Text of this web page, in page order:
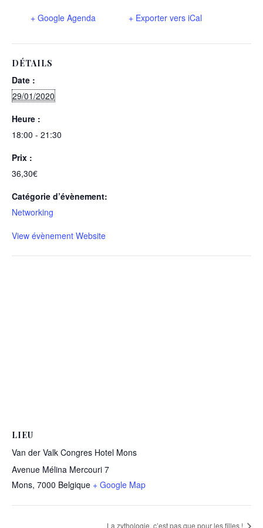
+ Google Agenda + Exporter vers iCal
DÉTAILS
Date :
29/01/2020
Heure :
18:00 - 21:30
Prix :
36,30€
Catégorie d’évènement:
Networking
View évènement Website
LIEU
Van der Valk Congres Hotel Mons
Avenue Mélina Mercouri 7
Mons, 7000 Belgique + Google Map
La zythologie, c’est pas que pour les filles !